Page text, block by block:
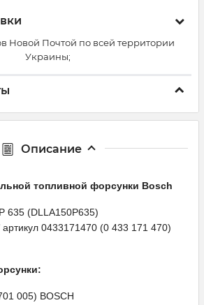
Новой Почтой по всей территории
Украины;
Описание
топливной форсунки Bosсh
635 (DLLA150P635)
0433171470 (0 433 171 470)
005) BOSCH